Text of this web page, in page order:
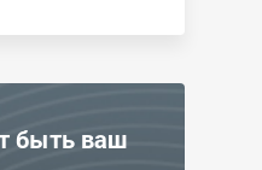
быть ваш